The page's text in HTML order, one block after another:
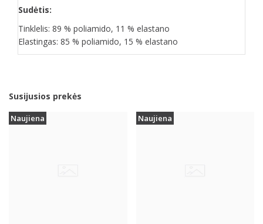
Sudėtis:
Tinklelis: 89 % poliamido, 11 % elastano
Elastingas: 85 % poliamido, 15 % elastano
Susijusios prekės
Naujiena Naujiena